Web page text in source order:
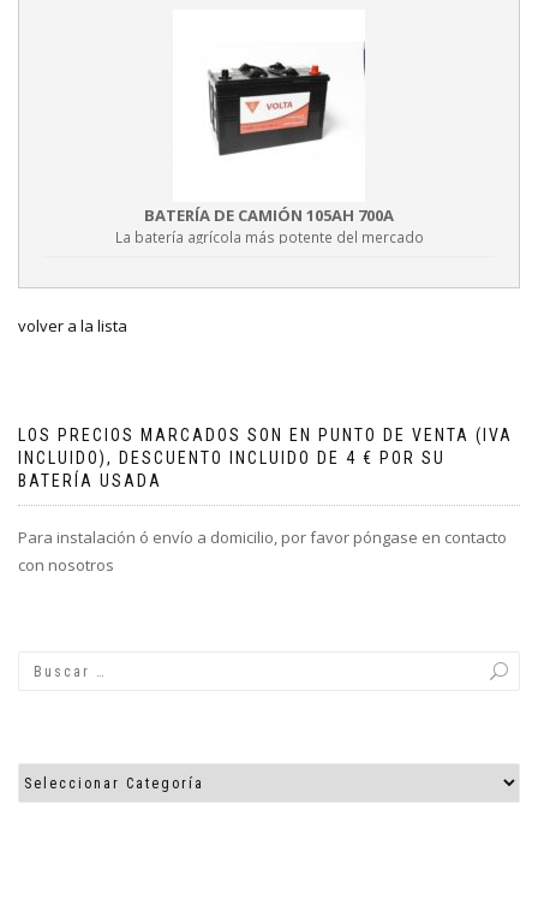
BATERÍA DE CAMIÓN 105AH 700A
La batería agrícola más potente del mercado
volver a la lista
LOS PRECIOS MARCADOS SON EN PUNTO DE VENTA (IVA
INCLUIDO), DESCUENTO INCLUIDO DE 4 € POR SU
BATERÍA USADA
Para instalación ó envío a domicilio, por favor póngase en contacto
con nosotros